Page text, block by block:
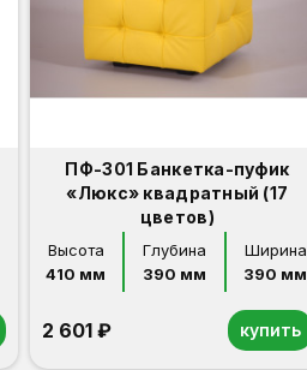
ПФ-301 Банкетка-пуфик
«Люкс» квадратный (17
цветов)
Высота
410 мм
Глубина
390 мм
Ширина
390 мм
2 601 ₽ купить